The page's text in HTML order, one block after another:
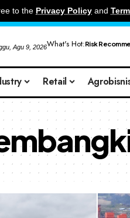
to the Privacy Policy and
Agu 9, 2026What's Hot:Risk
Retail